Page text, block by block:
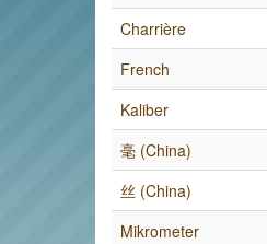
Charrière
French
Kaliber
毫 (China)
丝 (China)
Mikrometer